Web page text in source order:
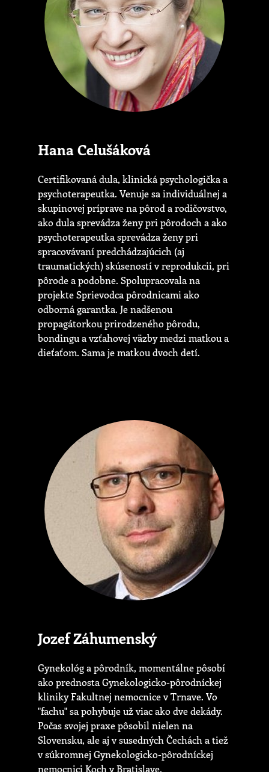
Hana Celušáková
Certifikovaná dula, klinická psychologička a
psychoterapeutka. Venuje sa individuálnej a
skupinovej príprave na pôrod a rodičovstvo,
ako dula sprevádza ženy pri pôrodoch a ako
psychoterapeutka sprevádza ženy pri
spracovávaní predchádzajúcich (aj
traumatických) skúseností v reprodukcii, pri
pôrode a podobne. Spolupracovala na
projekte Sprievodca pôrodnicami ako
odborná garantka. Je nadšenou
propagátorkou prirodzeného pôrodu,
bondingu a vzťahovej väzby medzi matkou a
dieťaťom. Sama je matkou dvoch detí.
Jozef Záhumenský
Gynekológ a pôrodník, momentálne pôsobí
ako prednosta Gynekologicko-pôrodníckej
kliniky Fakultnej nemocnice v Trnave. Vo
"fachu" sa pohybuje už viac ako dve dekády.
Počas svojej praxe pôsobil nielen na
Slovensku, ale aj v susedných Čechách a tiež
v súkromnej Gynekologicko-pôrodníckej
nemocnici Koch v Bratislave.